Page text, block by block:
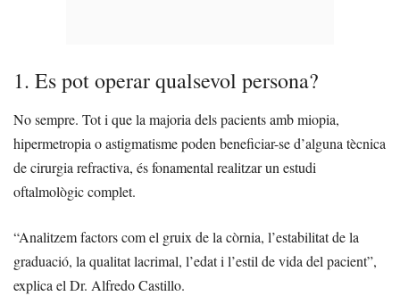
1. Es pot operar qualsevol persona?
No sempre. Tot i que la majoria dels pacients amb miopia,
hipermetropia o astigmatisme poden beneficiar-se d’alguna tècnica
de cirurgia refractiva, és fonamental realitzar un estudi
oftalmològic complet.
“Analitzem factors com el gruix de la còrnia, l’estabilitat de la
graduació, la qualitat lacrimal, l’edat i l’estil de vida del pacient”,
explica el Dr. Alfredo Castillo.